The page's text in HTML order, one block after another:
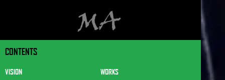
CONTENTS
VISION
WORKS